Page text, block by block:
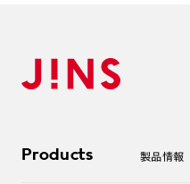
Products 製品情報